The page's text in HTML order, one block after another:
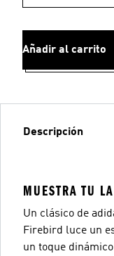
Añadir al carrito
Descripción
MUESTRA TU
Un clásico de
Firebird luce un
un toque